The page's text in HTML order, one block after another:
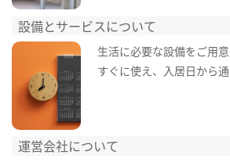
設備とサービスについて
生活に必要な設備をご用
すぐに使え、入居日から
運営会社について